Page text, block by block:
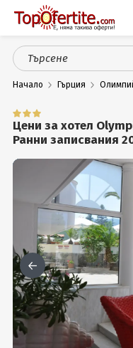
Оферти
СПА
Планина
Чужбина
Празници
Турция
Гърция
Услуги
Начало Гърция
Цени за хотел
Ранни записвания